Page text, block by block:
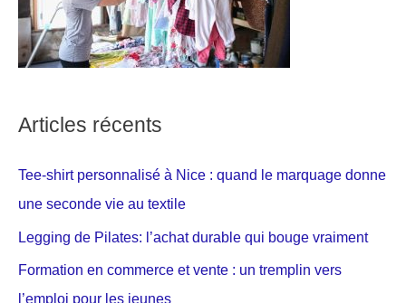
Articles récents
Tee-shirt personnalisé à Nice : quand le marquage donne
une seconde vie au textile
Legging de Pilates: l’achat durable qui bouge vraiment
Formation en commerce et vente : un tremplin vers
l’emploi pour les jeunes